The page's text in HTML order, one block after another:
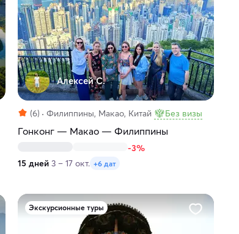
Алексей С.
(6) Филиппины, Макао, Китай Без визы
Гонконг — Макао — Филиппины
-3%
15 дней 3 – 17 окт. +6 дат
Экскурсионные туры